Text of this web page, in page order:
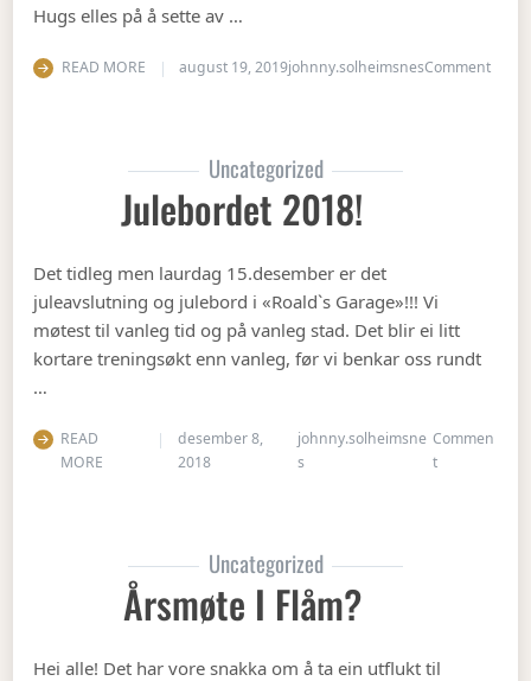
Hugs elles på å sette av …
READ MORE august 19, 2019johnny.solheimsnesCommenton
Uncategorized
Julebordet 2018!
Det tidleg men laurdag 15.desember er det
juleavslutning og julebord i «Roald`s Garage»!!! Vi
møtest til vanleg tid og på vanleg stad. Det blir ei litt
kortare treningsøkt enn vanleg, før vi benkar oss rundt
…
READ
MORE
desember 8,
2018
johnny.solheimsne
s
Commen
ton Julebordet
Uncategorized
Årsmøte I Flåm?
Hei alle! Det har vore snakka om å ta ein utflukt til